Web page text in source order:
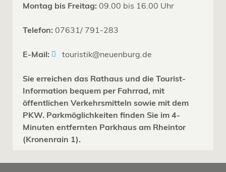
Montag bis Freitag: 09.00 bis 16.00 Uhr
Telefon: 07631/ 791-283
E-Mail: touristik@neuenburg.de
Sie erreichen das Rathaus und die Tourist-
Information bequem per Fahrrad, mit
öffentlichen Verkehrsmitteln sowie mit dem
PKW. Parkmöglichkeiten finden Sie im 4-
Minuten entfernten Parkhaus am Rheintor
(Kronenrain 1).